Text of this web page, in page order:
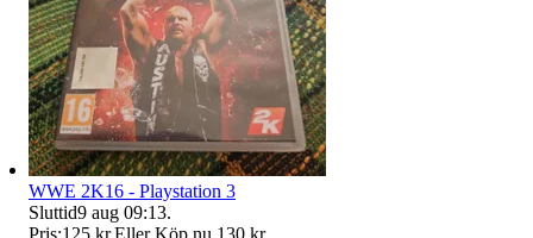
WWE 2K16 - Playstation 3
Sluttid9 aug 09:13.
Pris:125 kr,Eller Köp nu 130 kr,